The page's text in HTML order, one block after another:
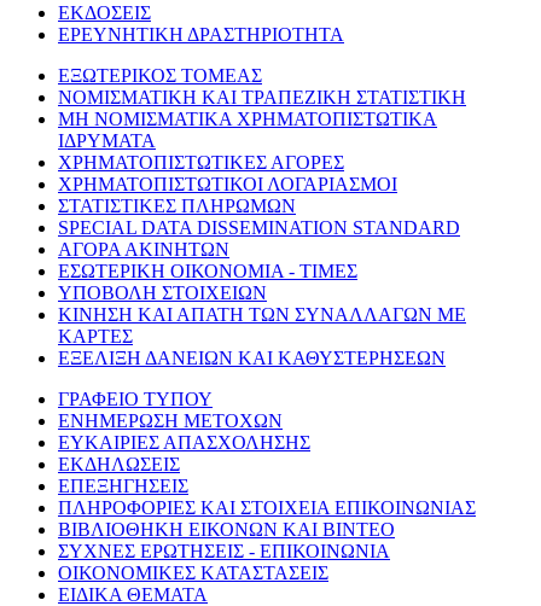
ΕΚΔΟΣΕΙΣ
ΕΡΕΥΝΗΤΙΚΗ ΔΡΑΣΤΗΡΙΟΤΗΤΑ
ΕΞΩΤΕΡΙΚΟΣ ΤΟΜΕΑΣ
ΝΟΜΙΣΜΑΤΙΚΗ ΚΑΙ ΤΡΑΠΕΖΙΚΗ ΣΤΑΤΙΣΤΙΚΗ
ΜΗ ΝΟΜΙΣΜΑΤΙΚΑ ΧΡΗΜΑΤΟΠΙΣΤΩΤΙΚΑ
ΙΔΡΥΜΑΤΑ
ΧΡΗΜΑΤΟΠΙΣΤΩΤΙΚΕΣ ΑΓΟΡΕΣ
ΧΡΗΜΑΤΟΠΙΣΤΩΤΙΚΟΙ ΛΟΓΑΡΙΑΣΜΟΙ
ΣΤΑΤΙΣΤΙΚΕΣ ΠΛΗΡΩΜΩΝ
SPECIAL DATA DISSEMINATION STANDARD
ΑΓΟΡΑ ΑΚΙΝΗΤΩΝ
ΕΣΩΤΕΡΙΚΗ ΟΙΚΟΝΟΜΙΑ - ΤΙΜΕΣ
ΥΠΟΒΟΛΗ ΣΤΟΙΧΕΙΩΝ
ΚΙΝΗΣΗ ΚΑΙ ΑΠΑΤΗ ΤΩΝ ΣΥΝΑΛΛΑΓΩΝ ΜΕ
ΚΑΡΤΕΣ
ΕΞΕΛΙΞΗ ΔΑΝΕΙΩΝ ΚΑΙ ΚΑΘΥΣΤΕΡΗΣΕΩΝ
ΓΡΑΦΕΙΟ ΤΥΠΟΥ
ΕΝΗΜΕΡΩΣΗ ΜΕΤΟΧΩΝ
ΕΥΚΑΙΡΙΕΣ ΑΠΑΣΧΟΛΗΣΗΣ
ΕΚΔΗΛΩΣΕΙΣ
ΕΠΕΞΗΓΗΣΕΙΣ
ΠΛΗΡΟΦΟΡΙΕΣ ΚΑΙ ΣΤΟΙΧΕΙΑ ΕΠΙΚΟΙΝΩΝΙΑΣ
ΒΙΒΛΙΟΘΗΚΗ ΕΙΚΟΝΩΝ ΚΑΙ ΒΙΝΤΕΟ
ΣΥΧΝΕΣ ΕΡΩΤΗΣΕΙΣ - ΕΠΙΚΟΙΝΩΝΙΑ
ΟΙΚΟΝΟΜΙΚΕΣ ΚΑΤΑΣΤΑΣΕΙΣ
ΕΙΔΙΚΑ ΘΕΜΑΤΑ